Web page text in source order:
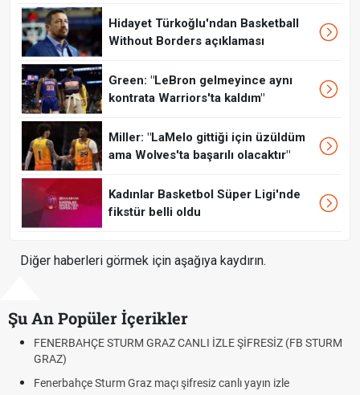
Hidayet Türkoğlu'ndan Basketball
Without Borders açıklaması
Green: "LeBron gelmeyince aynı
kontrata Warriors'ta kaldım"
Miller: "LaMelo gittiği için üzüldüm
ama Wolves'ta başarılı olacaktır"
Kadınlar Basketbol Süper Ligi'nde
fikstür belli oldu
Diğer haberleri görmek için aşağıya kaydırın.
Şu An Popüler İçerikler
(FB STURM
izle
Fındık Fiyatı Açıklandı mı? 2026 TMO Fındık
Altın Yükselecek mi, Yükselir mi? Altın Fiyatları